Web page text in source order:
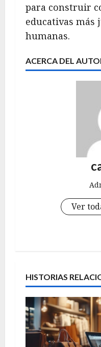
para construir
educativas más
humanas.
ACERCA DEL
Ver
v
e
g
HISTORIAS